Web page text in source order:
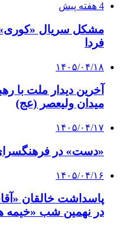
4 هفته پیش
مشکل سریال
فردا
۱۴۰۵/۰۴/۱۸
آخرین دیدار ملت با
میدان ولیعصر (عج)
۱۴۰۵/۰۴/۱۷
«دست» در
۱۴۰۵/۰۴/۱۶
پاسداشت خالقان
در نهمین شب «خیمه